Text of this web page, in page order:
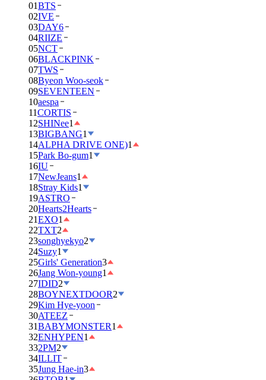
01BTS
02IVE
03DAY6
04RIIZE
05NCT
06BLACKPINK
07TWS
08Byeon Woo-seok
09SEVENTEEN
10aespa
11CORTIS
12SHINee1
13BIGBANG1
14ALPHA DRIVE ONE)1
15Park Bo-gum1
16IU
17NewJeans1
18Stray Kids1
19ASTRO
20Hearts2Hearts
21EXO1
22TXT2
23songhyekyo2
24Suzy1
25Girls' Generation3
26Jang Won-young1
27IDID2
28BOYNEXTDOOR2
29Kim Hye-yoon
30ATEEZ
31BABYMONSTER1
32ENHYPEN1
332PM2
34ILLIT
35Jung Hae-in3